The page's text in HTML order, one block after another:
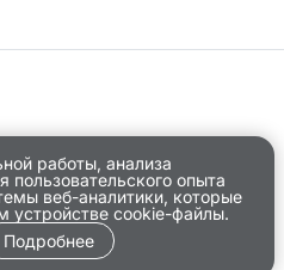
работы, анализа
пользовательского опыта
веб-аналитики, которые
устройстве cookie-файлы.
Подробнее